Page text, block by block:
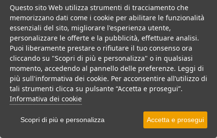
Calabria > Calabria tirrenica > Scalea
162 Camere
Hotel fronte mare a Scalea, piscina, animazione e buona cucina
per una vacanza in coppia o in famiglia.
Villaggio Hotel
VEDI SU MAPPA
Questo sito Web utilizza strumenti di tracciamento che
memorizzano dati come i cookie per abilitare le funzionalità
essenziali del sito, migliorare l'esperienza utente,
personalizzare le offerte e la pubblicità, effettuare analisi.
Puoi liberamente prestare o rifiutare il tuo consenso ora
cliccando su "Scopri di più e personalizza" o in qualsiasi
momento, accedendo al pannello delle preferenze. Leggi di
più sull'informativa dei cookie. Per acconsentire all’utilizzo di
tali strumenti clicca su pulsante “Accetta e prosegui”.
Informativa dei cookie
Scopri di più e personalizza Accetta e prosegui